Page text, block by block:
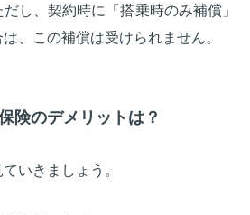
し、契約時に「搭乗時のみ補償」
、この補償は受けられません。
険のデメリットは？
いきましょう。